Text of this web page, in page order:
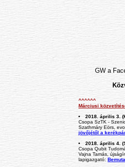
GW a
^^^^^^
Márciusi
2018. április 3.
Csopa SzTK -
Szathmáry Eörs,
jövőjétől a
2018. április 4.
Csopa Qubit
Vajna Tamás,
lapigazgató: